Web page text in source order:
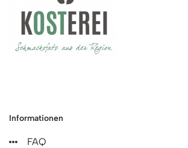
Informationen
FAQ